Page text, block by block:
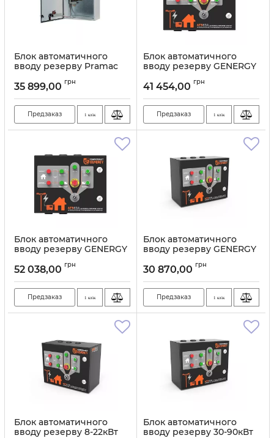
Блок автоматичного
вводу резерву Pramac
Артикул: 11181
35 899,00 грн
Предзаказ 1 клік
Блок автоматичного
вводу резерву GENERGY
Артикул: 11180
41 454,00 грн
Предзаказ 1 клік
Блок автоматичного
вводу резерву GENERGY
Артикул: 11178
52 038,00 грн
Предзаказ 1 клік
Блок автоматичного
вводу резерву GENERGY
Артикул: 11179
30 870,00 грн
Предзаказ 1 клік
Блок автоматичного
вводу резерву 8-22кВт
Блок автоматичного
вводу резерву 30-90кВт